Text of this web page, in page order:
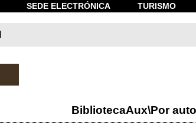
SEDE ELECTRÓNICA TURISMO
BibliotecaAux\Por